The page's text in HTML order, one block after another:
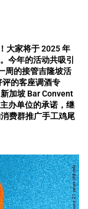
大家将于 2025 年
今年的活动共吸引
周的接管吉隆坡活
的客座调酒专
加坡 Bar Convent
办单位的承诺，继
费群推广手工鸡尾